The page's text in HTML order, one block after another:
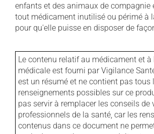
enfants et des animaux de compagnie
tout médicament inutilisé ou périmé à
pour qu'elle puisse en disposer de
Le contenu relatif au médicament et
médicale est fourni par Vigilance
est un résumé et ne contient pas tous
renseignements possibles sur ce
pas servir à remplacer les conseils de
professionnels de la santé, car les
contenus dans ce document ne